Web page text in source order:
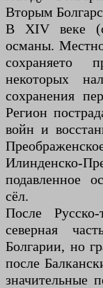
Вторым
В XIV веке (с
османы.
сохраняето
некоторых
сохранения
Регион
войн и
подавленное
сёл.
После
северная
Болгарии, но
после
значительные